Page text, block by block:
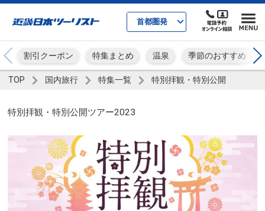
首都圏発
割引クーポン 特集まとめ 温泉 季節のおすすめ
TOP 国内旅行 特集一覧 特別拝観・特別公開
特別拝観・特別公開ツアー2023